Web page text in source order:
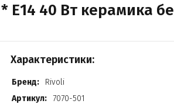
Е14 40 Вт керамика
Характеристики:
Бренд:
Rivoli
Артикул: 7070-501